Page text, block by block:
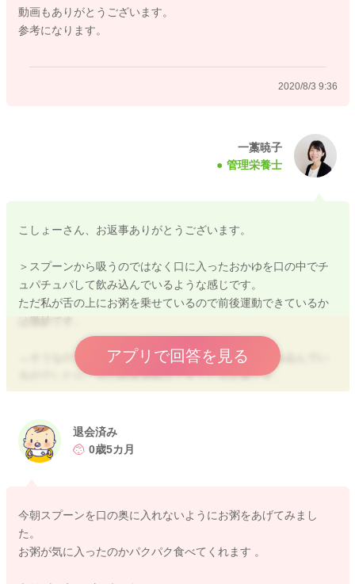
https://baby-calendar.jp/special/baby_food01
2020/8/2 22:41
動画もありがとうございます。
参考になります。
2020/8/3 9:36
一藁暁子
管理栄養士
こしょーさん、お返事ありがとうございます。
＞スプーンから吸うのではなく口に入ったおかゆを口の中でチ
ュパチュパして飲み込んでいるような感じです。
ただ私が舌の上にお粥を乗せているので前後運動できているか
は微妙です。
→そうなのですね。口のなかでちゅぱちゅぱして飲み込んでい
るのでしたら、舌の前後運動はできている証拠です。
舌を使って少しずつ食べ物を喉に送り込み、ちゃんと飲み込み
に合わせて焦らずすすめてみてくださいね。
スプーンの入れ方も下唇にのせたところで止めるように気を付
けてみてくださいね。
アプリで回答を見る
退会済み
0歳5カ月
今朝スプーンを口の奥に入れないようにお粥をあげてみまし
た。
お粥が気に入ったのかパクパク食べてくれます 。